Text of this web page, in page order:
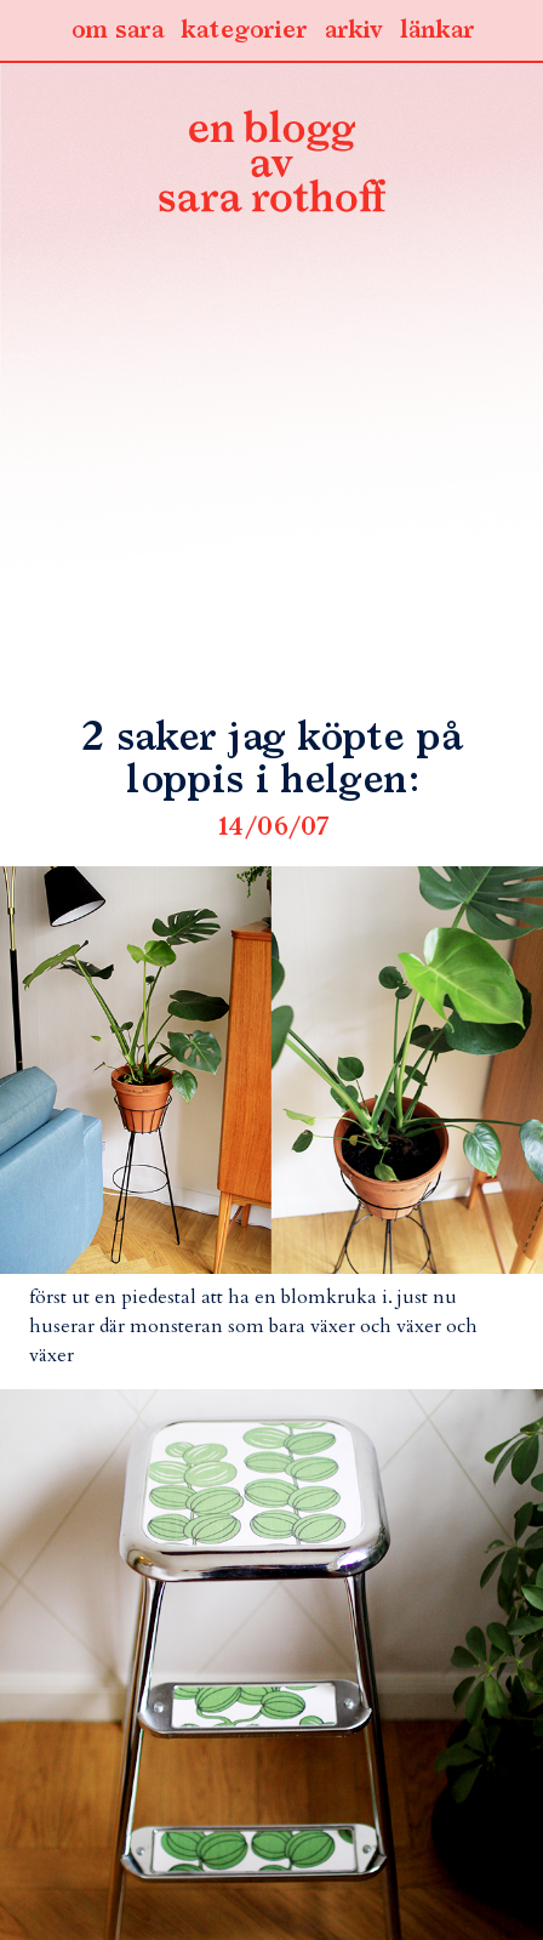
länkar
arkiv
kategorier
om sara
2 saker jag köpte på
loppis i helgen:
14/06/07
först ut en piedestal att ha en blomkruka i. just nu
huserar där monsteran som bara växer och växer och
växer